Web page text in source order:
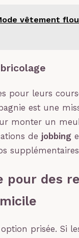
vêtement
pour leurs
est une
monter un
de jobbing
pour des
prisée. Si